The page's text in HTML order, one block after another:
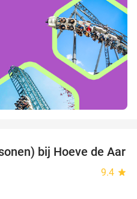
50%
bij Hoeve de Aar
9.4 star